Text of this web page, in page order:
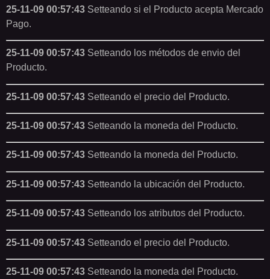
25-11-09 00:57:43 Setteando si el Producto acepta Mercado
Pago.
25-11-09 00:57:43 Setteando los métodos de envio del
Producto.
25-11-09 00:57:43 Setteando el precio del Producto.
25-11-09 00:57:43 Setteando la moneda del Producto.
25-11-09 00:57:43 Setteando la moneda del Producto.
25-11-09 00:57:43 Setteando la ubicación del Producto.
25-11-09 00:57:43 Setteando los atributos del Producto.
25-11-09 00:57:43 Setteando el precio del Producto.
25-11-09 00:57:43 Setteando la moneda del Producto.